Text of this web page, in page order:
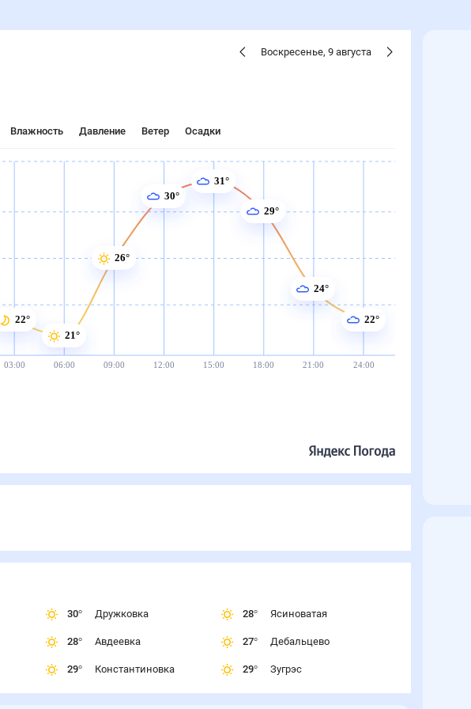
Воскресенье, 9 августа
Влажность Давление Ветер Осадки
03:00 06:00 09:00 12:00 15:00 18:00 21:00 24:00
22°
21°
26°
30°
31°
29°
24°
22°
30° Дружковка
28° Авдеевка
29° Константиновка
28° Ясиноватая
27° Дебальцево
29° Зугрэс